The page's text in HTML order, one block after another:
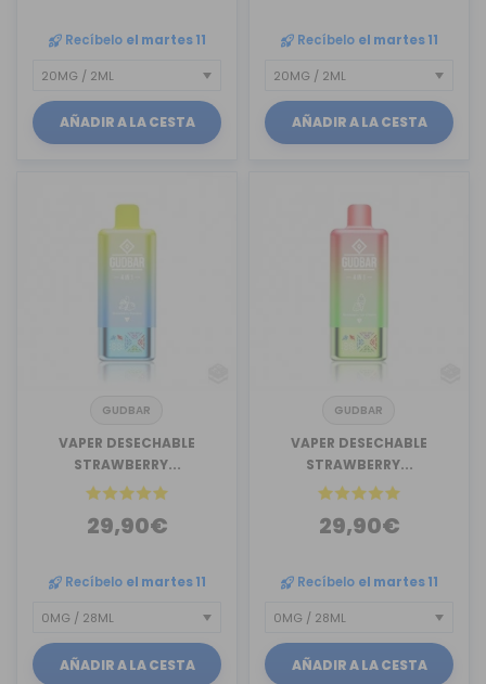
Recíbelo el martes 11
AÑADIR A LA CESTA
Recíbelo el martes 11
AÑADIR A LA CESTA
GUDBAR
VAPER DESECHABLE
STRAWBERRY...
29,90€
Recíbelo el martes 11
AÑADIR A LA CESTA
GUDBAR
VAPER DESECHABLE
STRAWBERRY...
29,90€
Recíbelo el martes 11
AÑADIR A LA CESTA